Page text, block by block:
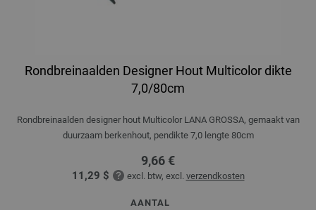
Rondbreinaalden Designer Hout Multicolor dikte
7,0/80cm
Rondbreinaalden designer hout Multicolor LANA GROSSA, gemaakt van
duurzaam berkenhout, pendikte 7,0 lengte 80cm
9,66 €
11,29 $ excl. btw, excl. verzendkosten
AANTAL